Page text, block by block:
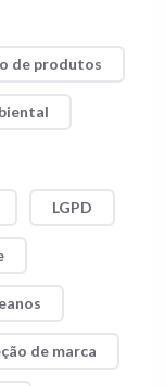
de produtos
LGPD
de marca